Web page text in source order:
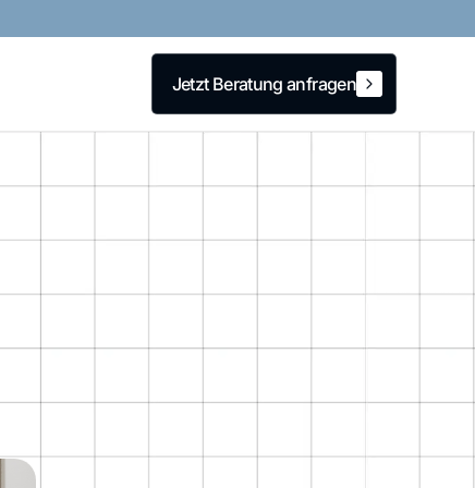
Jetzt Beratung anfragen